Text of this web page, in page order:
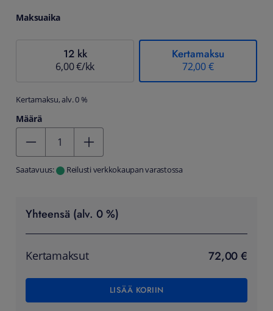
Maksuaika
12 kk
6,00 €/kk
Kertamaksu
72,00 €
Kertamaksu, alv. 0 %
Määrä
Saatavuus: Reilusti verkkokaupan varastossa
Yhteensä (alv. 0 %)
Kertamaksut 72,00 €
LISÄÄ KORIIN